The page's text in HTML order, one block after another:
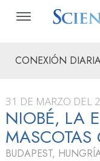
CONEXIÓN
31 DE MARZO DEL
NIOBÉ, LA
MASCOTAS
BUDAPEST,